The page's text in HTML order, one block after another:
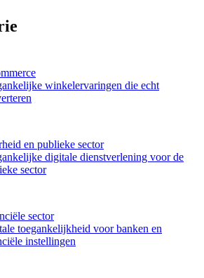
winkelervaringen die echt
en publieke sector
digitale dienstverlening voor de
sector
sector
toegankelijkheid voor banken en
instellingen